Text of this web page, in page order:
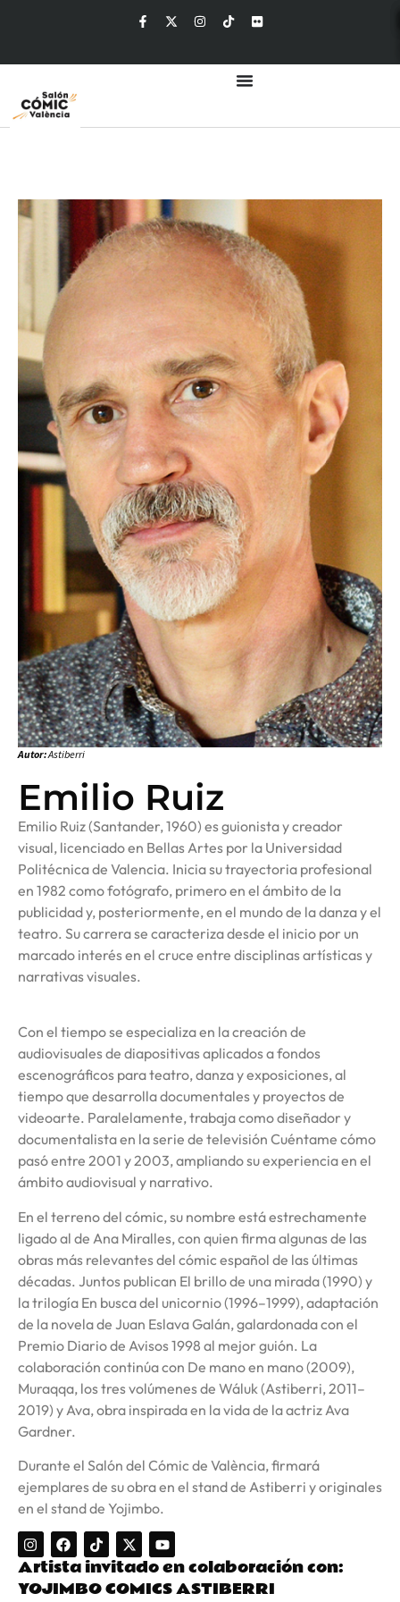
Autor:Astiberri
Emilio Ruiz
Emilio Ruiz (Santander, 1960) es guionista y creador
visual, licenciado en Bellas Artes por la Universidad
Politécnica de Valencia. Inicia su trayectoria profesional
en 1982 como fotógrafo, primero en el ámbito de la
publicidad y, posteriormente, en el mundo de la danza y el
teatro. Su carrera se caracteriza desde el inicio por un
marcado interés en el cruce entre disciplinas artísticas y
narrativas visuales.
Con el tiempo se especializa en la creación de
audiovisuales de diapositivas aplicados a fondos
escenográficos para teatro, danza y exposiciones, al
tiempo que desarrolla documentales y proyectos de
videoarte. Paralelamente, trabaja como diseñador y
documentalista en la serie de televisión Cuéntame cómo
pasó entre 2001 y 2003, ampliando su experiencia en el
ámbito audiovisual y narrativo.
En el terreno del cómic, su nombre está estrechamente
ligado al de Ana Miralles, con quien firma algunas de las
obras más relevantes del cómic español de las últimas
décadas. Juntos publican El brillo de una mirada (1990) y
la trilogía En busca del unicornio (1996–1999), adaptación
de la novela de Juan Eslava Galán, galardonada con el
Premio Diario de Avisos 1998 al mejor guión. La
colaboración continúa con De mano en mano (2009),
Muraqqa, los tres volúmenes de Wáluk (Astiberri, 2011–
2019) y Ava, obra inspirada en la vida de la actriz Ava
Gardner.
Durante el Salón del Cómic de València, firmará
ejemplares de su obra en el stand de Astiberri y originales
en el stand de Yojimbo.
Artista invitado en colaboración con:
YOJIMBO COMICS ASTIBERRI